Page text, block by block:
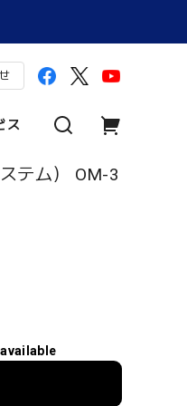
ス
テム） OM-3